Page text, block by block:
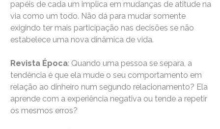
papéis de cada um implica em mudanças de atitude na
via como um todo. Não dá para mudar somente
exigindo ter mais participação nas decisões se não
estabelece uma nova dinâmica de vida.
Revista Época: Quando uma pessoa se separa, a
tendência é que ela mude o seu comportamento em
relação ao dinheiro num segundo relacionamento? Ela
aprende com a experiência negativa ou tende a repetir
os mesmos erros?